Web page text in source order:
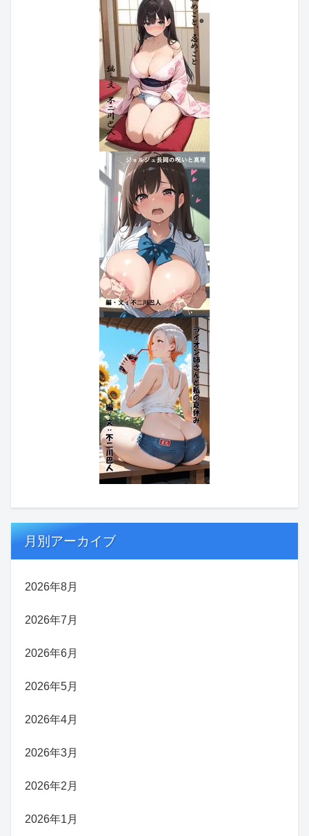
月別アーカイブ
2026年8月
2026年7月
2026年6月
2026年5月
2026年4月
2026年3月
2026年2月
2026年1月